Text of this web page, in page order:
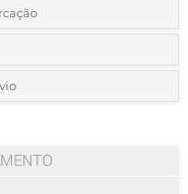
do logotipo: